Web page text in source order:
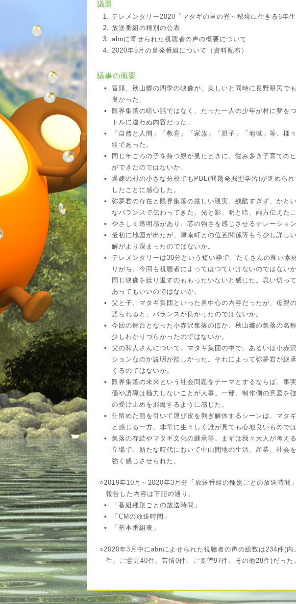
議題
テレメンタリー2020「マタギの里の光～秘境に生きる6年
放送番組の種別の公表
abnに寄せられた視聴者の声の概要について
2020年5月の単発番組について（資料配布）
議事の概要
冒頭、秋山郷の四季の映像が、美しいと同時に長野県民で
良かった。
限界集落の暗い話ではなく、たった一人の少年が村に夢を
トルに違わぬ内容だった。
「自然と人間」「教育」「家族」「親子」「地域」等、様
組であった。
同じ年ごろの子を持つ親が見たときに、悩み多き子育ての
ができたのではないか。
過疎の村の小さな分校でもPBL(問題発掘型学習)が進めら
したことに感心した。
弥夢君の存在と限界集落の厳しい現実。残酷すぎず、かと
なバランスで伝わってきた。光と影、明と暗、両方伝えた
やさしく透明感があり、芯の強さを感じさせるナレーショ
最初に地図が出たが、津南町との位置関係等もう少し詳し
解がより深まったのではないか。
テレメンタリーは30分という短い枠で、たくさんの良い素
りがち。今回も視聴者によってはつていけないのではない
同じ映像を繰り返すのももったいないと感じた。思い切っ
あってもいいのではないか。
父と子、マタギ集団といった男中心の内容だったが、母親
語られると、バランスが良かったのではないか。
今回の舞台となった小赤沢集落のほか、秋山郷の集落の名
少しわかりづらかったのではないか。
父の和人さんについて、マタギ集団の中で、あるいは小赤
ションなのか説明が欲しかった。それによって弥夢君が継
くるのではないか。
限界集落の未来という社会問題をテーマとするならば、事
価や誘導は極力しないことが大事。一部、制作側の意図を
の受け止めを邪魔するように感じた。
仕留めた熊を引いて運び皮を剥ぎ解体するシーンは、マタ
と感じる一方、非常に生々しく誰が見ても心地良いもので
集落の存続やマタギ文化の継承等、まずは我々大人が考え
立場で、新たな時代において中山間地の生活、産業、社会
強く感じさせられた。
○2019年10月～2020年3月分「放送番組の種別ごとの放送時間
報告した内容は下記の通り。
「番組種別ごとの放送時間」
「CMの放送時間」
「基本番組表」
○2020年3月中にabnによせられた視聴者の声の総数は234件(
件、ご意見40件、苦情0件、ご要望97件、その他28件)だった